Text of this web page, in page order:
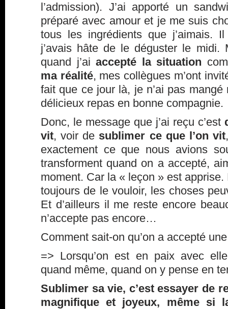
l’admission). J’ai apporté un
préparé avec amour et je me suis
tous les ingrédients que j’aimais.
j’avais hâte de le déguster le midi.
quand j’aiaccepté la situation
ma réalité, mes collègues m’ont
fait que ce jour là, je n’ai pas
délicieux repas en bonne compagnie.
Donc, le message que j’ai reçu c’est
vit, voir de sublimer ce que l’on vit
exactement ce que nous avions
transforment quand on a accepté,
moment. Car la « leçon » est
toujours de le vouloir, les choses
Et d’ailleurs il me reste encore
n’accepte pas encore…
Comment sait-on qu’on a accepté
=> Lorsqu’on est en paix avec
quand même, quand on y pense en
Sublimer sa vie, c’est essayer de
magnifique et joyeux, même si